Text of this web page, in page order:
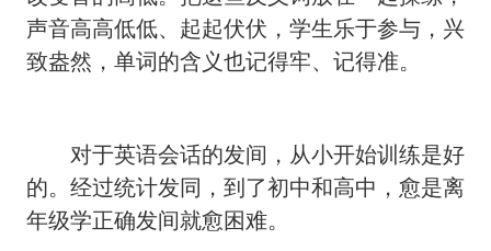
声音高高低低、起起伏伏，学生乐于参与，兴
致盎然，单词的含义也记得牢、记得准。
对于英语会话的发间，从小开始训练是好
的。经过统计发同，到了初中和高中，愈是离
年级学正确发间就愈困难。